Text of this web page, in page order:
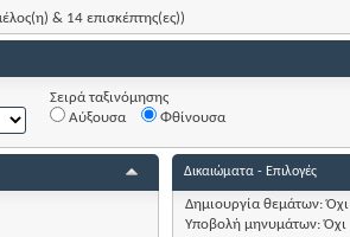
& 14 επισκέπτης(ες))
Σειρά ταξινόμησης
Αύξουσα
Φθίνουσα
Δικαιώματα - Επιλογές
Δημιουργία θεμάτων:Όχι
Υποβολή μηνυμάτων:Όχι